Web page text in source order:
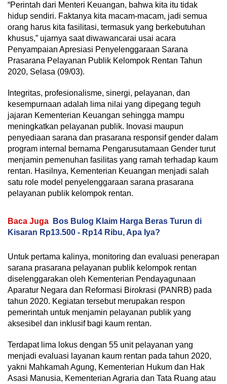
“Perintah dari Menteri Keuangan, bahwa kita itu tidak
hidup sendiri. Faktanya kita macam-macam, jadi semua
orang harus kita fasilitasi, termasuk yang berkebutuhan
khusus,” ujarnya saat diwawancarai usai acara
Penyampaian Apresiasi Penyelenggaraan Sarana
Prasarana Pelayanan Publik Kelompok Rentan Tahun
2020, Selasa (09/03).
Integritas, profesionalisme, sinergi, pelayanan, dan
kesempurnaan adalah lima nilai yang dipegang teguh
jajaran Kementerian Keuangan sehingga mampu
meningkatkan pelayanan publik. Inovasi maupun
penyediaan sarana dan prasarana responsif gender dalam
program internal bernama Pengarusutamaan Gender turut
menjamin pemenuhan fasilitas yang ramah terhadap kaum
rentan. Hasilnya, Kementerian Keuangan menjadi salah
satu role model penyelenggaraan sarana prasarana
pelayanan publik kelompok rentan.
Baca Juga
Bos Bulog Klaim Harga Beras Turun di
Kisaran Rp13.500 - Rp14 Ribu, Apa Iya?
Untuk pertama kalinya, monitoring dan evaluasi penerapan
sarana prasarana pelayanan publik kelompok rentan
diselenggarakan oleh Kementerian Pendayagunaan
Aparatur Negara dan Reformasi Birokrasi (PANRB) pada
tahun 2020. Kegiatan tersebut merupakan respon
pemerintah untuk menjamin pelayanan publik yang
aksesibel dan inklusif bagi kaum rentan.
Terdapat lima lokus dengan 55 unit pelayanan yang
menjadi evaluasi layanan kaum rentan pada tahun 2020,
yakni Mahkamah Agung, Kementerian Hukum dan Hak
Asasi Manusia, Kementerian Agraria dan Tata Ruang atau